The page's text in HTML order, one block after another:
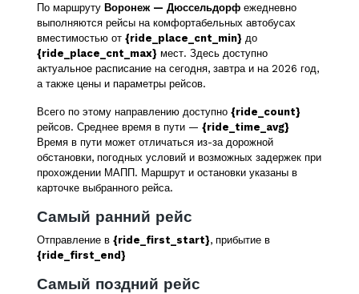
По маршруту Воронеж — Дюссельдорф ежедневно
выполняются рейсы на комфортабельных автобусах
вместимостью от {ride_place_cnt_min} до
{ride_place_cnt_max} мест. Здесь доступно
актуальное расписание на сегодня, завтра и на 2026 год,
а также цены и параметры рейсов.
Всего по этому направлению доступно {ride_count}
рейсов. Среднее время в пути — {ride_time_avg}
Время в пути может отличаться из-за дорожной
обстановки, погодных условий и возможных задержек при
прохождении МАПП. Маршрут и остановки указаны в
карточке выбранного рейса.
Самый ранний рейс
Отправление в {ride_first_start}, прибытие в
{ride_first_end}
Самый поздний рейс